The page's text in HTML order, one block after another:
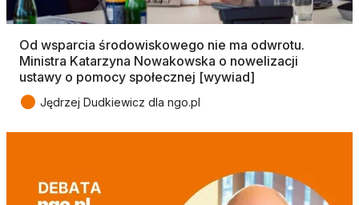
Od wsparcia środowiskowego nie ma odwrotu.
Ministra Katarzyna Nowakowska o nowelizacji
ustawy o pomocy społecznej [wywiad]
● Jędrzej Dudkiewicz dla ngo.pl